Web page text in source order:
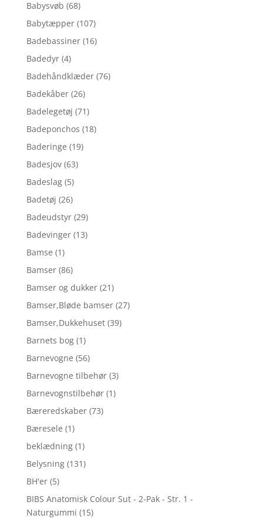
Babysvøb (68)
Babytæpper (107)
Badebassiner (16)
Badedyr (4)
Badehåndklæder (76)
Badekåber (26)
Badelegetøj (71)
Badeponchos (18)
Baderinge (19)
Badesjov (63)
Badeslag (5)
Badetøj (26)
Badeudstyr (29)
Badevinger (13)
Bamse (1)
Bamser (86)
Bamser og dukker (21)
Bamser,Bløde bamser (27)
Bamser,Dukkehuset (39)
Barnets bog (1)
Barnevogne (56)
Barnevogne tilbehør (3)
Barnevognstilbehør (1)
Bæreredskaber (73)
Bæresele (1)
beklædning (1)
Belysning (131)
BH'er (5)
BIBS Anatomisk Colour Sut - 2-Pak - Str. 1 -
Naturgummi (15)